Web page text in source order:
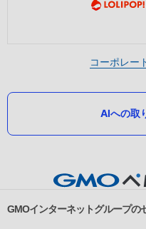
コーポレー
AIへの取
GMOインターネットグループの